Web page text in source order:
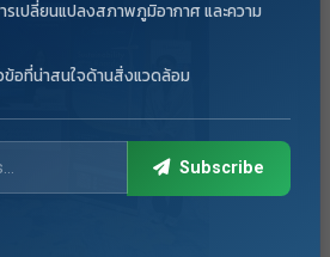
รเปลี่ยนแปลงสภาพภูมิอากาศ และความ
ข้อที่น่าสนใจด้านสิ่งแวดล้อม
Subscribe